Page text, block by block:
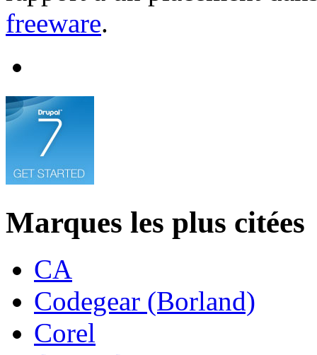
freeware.
Marques les plus citées
CA
Codegear (Borland)
Corel